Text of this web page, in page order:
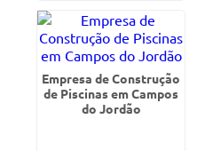
Empresa de Construção
de Piscinas em Campos
do Jordão